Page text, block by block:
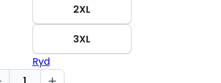
2XL
3XL
Ryd